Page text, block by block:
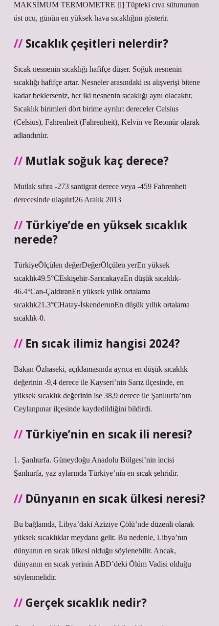
MAKSİMUM TERMOMETRE [i] Tüpteki cıva sütununun
üst ucu, günün en yüksek hava sıcaklığını gösterir.
Sıcaklık çeşitleri nelerdir?
Sıcak nesnenin sıcaklığı hafifçe düşer. Soğuk nesnenin
sıcaklığı hafifçe artar. Nesneler arasındaki ısı alışverişi bitene
kadar beklerseniz, her iki nesnenin sıcaklığı aynı olacaktır.
Sıcaklık birimleri dört birime ayrılır: dereceler Celsius
(Celsius), Fahrenheit (Fahrenheit), Kelvin ve Reomür olarak
adlandırılır.
Mutlak soğuk kaç derece?
Mutlak sıfıra -273 santigrat derece veya -459 Fahrenheit
derecesinde ulaşılır!26 Aralık 2013
Türkiye’de en yüksek sıcaklık
nerede?
TürkiyeÖlçülen değerDeğerÖlçülen yerEn yüksek
sıcaklık49.5°CEskişehir-SarıcakayaEn düşük sıcaklık-
46.4°Can-ÇaldıranEn yüksek yıllık ortalama
sıcaklık21.3°CHatay-İskenderunEn düşük yıllık ortalama
sıcaklık-0.
En sıcak ilimiz hangisi 2024?
Bakan Özhaseki, açıklamasında ayrıca en düşük sıcaklık
değerinin -9,4 derece ile Kayseri’nin Sarız ilçesinde, en
yüksek sıcaklık değerinin ise 38,9 derece ile Şanlıurfa’nın
Ceylanpınar ilçesinde kaydedildiğini bildirdi.
Türkiye’nin en sıcak ili neresi?
1. Şanlıurfa. Güneydoğu Anadolu Bölgesi’nin incisi
Şanlıurfa, yaz aylarında Türkiye’nin en sıcak şehridir.
Dünyanın en sıcak ülkesi neresi?
Bu bağlamda, Libya’daki Aziziye Çölü’nde düzenli olarak
yüksek sıcaklıklar meydana gelir. Bu nedenle, Libya’nın
dünyanın en sıcak ülkesi olduğu söylenebilir. Ancak,
dünyanın en sıcak yerinin ABD’deki Ölüm Vadisi olduğu
söylenmelidir.
Gerçek sıcaklık nedir?